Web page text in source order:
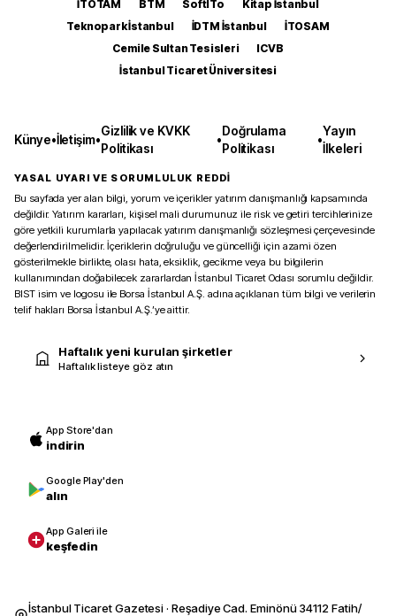
İTOTAM BTM SoftITo
Kitap İstanbul
Teknopark İstanbul
İDTM İstanbul
İTOSAM
Cemile Sultan Tesisleri
ICVB
İstanbul Ticaret Üniversitesi
Künye•İletişim•
Gizlilik ve KVKK
Politikası
•
Doğrulama
Politikası
•
Yayın
İlkeleri
YASAL UYARI VE SORUMLULUK REDDİ
Bu sayfada yer alan bilgi, yorum ve içerikler yatırım danışmanlığı kapsamında
değildir. Yatırım kararları, kişisel mali durumunuz ile risk ve getiri tercihlerinize
göre yetkili kurumlarla yapılacak yatırım danışmanlığı sözleşmesi çerçevesinde
değerlendirilmelidir. İçeriklerin doğruluğu ve güncelliği için azami özen
gösterilmekle birlikte, olası hata, eksiklik, gecikme veya bu bilgilerin
kullanımından doğabilecek zararlardan İstanbul Ticaret Odası sorumlu değildir.
BIST isim ve logosu ile Borsa İstanbul A.Ş. adına açıklanan tüm bilgi ve verilerin
telif hakları Borsa İstanbul A.Ş.’ye aittir.
Haftalık yeni kurulan şirketler
Haftalık listeye göz atın
App Store'dan
indirin
Google Play'den
alın
App Galeri ile
keşfedin
İstanbul Ticaret Gazetesi · Reşadiye Cad. Eminönü 34112 Fatih/